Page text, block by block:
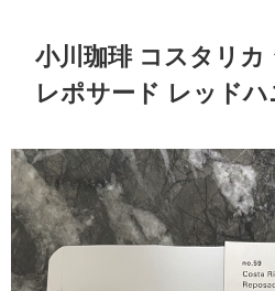
小川珈琲 コスタリカ
レポサード レッドハ